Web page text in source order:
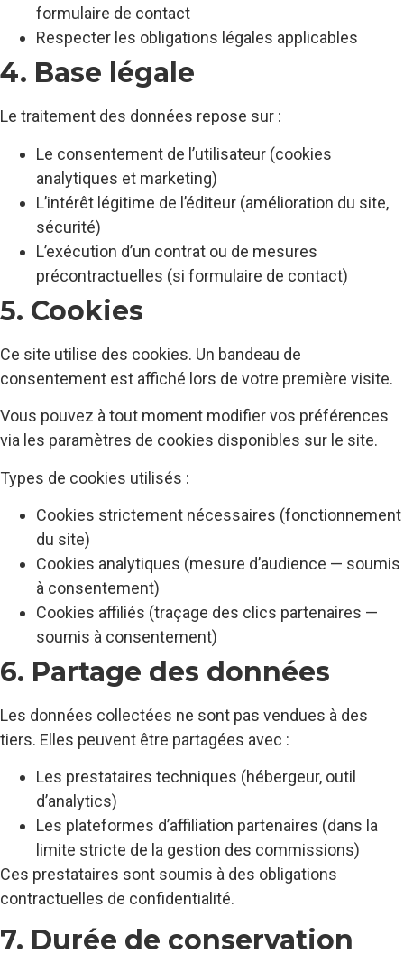
formulaire de contact
Respecter les obligations légales applicables
4. Base légale
Le traitement des données repose sur :
Le consentement de l’utilisateur (cookies
analytiques et marketing)
L’intérêt légitime de l’éditeur (amélioration du site,
sécurité)
L’exécution d’un contrat ou de mesures
précontractuelles (si formulaire de contact)
5. Cookies
Ce site utilise des cookies. Un bandeau de
consentement est affiché lors de votre première visite.
Vous pouvez à tout moment modifier vos préférences
via les paramètres de cookies disponibles sur le site.
Types de cookies utilisés :
Cookies strictement nécessaires (fonctionnement
du site)
Cookies analytiques (mesure d’audience — soumis
à consentement)
Cookies affiliés (traçage des clics partenaires —
soumis à consentement)
6. Partage des données
Les données collectées ne sont pas vendues à des
tiers. Elles peuvent être partagées avec :
Les prestataires techniques (hébergeur, outil
d’analytics)
Les plateformes d’affiliation partenaires (dans la
limite stricte de la gestion des commissions)
Ces prestataires sont soumis à des obligations
contractuelles de confidentialité.
7. Durée de conservation